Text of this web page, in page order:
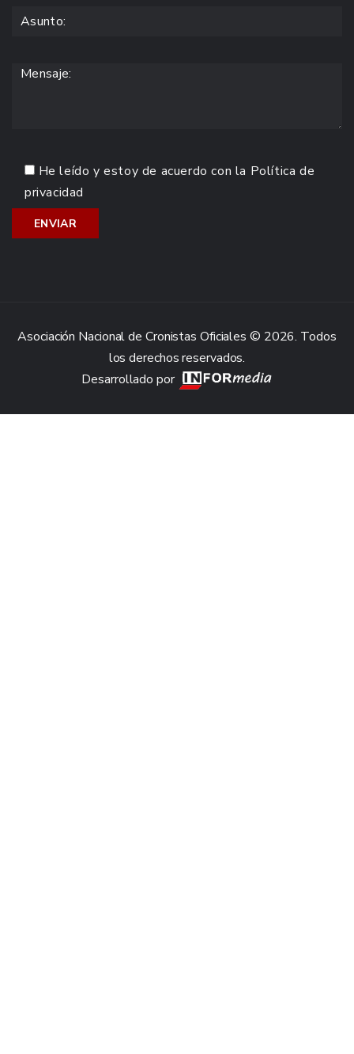
He leído y estoy de acuerdo con la Política de
privacidad
Asociación Nacional de Cronistas Oficiales © 2026. Todos
los derechos reservados.
Desarrollado por